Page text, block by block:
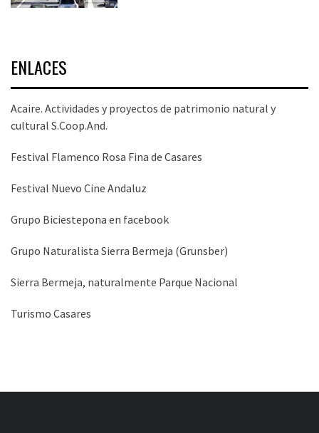
ENLACES
Acaire. Actividades y proyectos de patrimonio natural y
cultural S.Coop.And.
Festival Flamenco Rosa Fina de Casares
Festival Nuevo Cine Andaluz
Grupo Biciestepona en facebook
Grupo Naturalista Sierra Bermeja (Grunsber)
Sierra Bermeja, naturalmente Parque Nacional
Turismo Casares